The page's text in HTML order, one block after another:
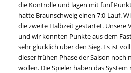
die Kontrolle und lagen mit fünf
hatte Braunschweig einen 7:0-Lauf.
die zweite Halbzeit gestartet. Unsere
und wir konnten Punkte aus dem
sehr glücklich über den Sieg. Es ist
dieser frühen Phase der Saison noch
wollen. Die Spieler haben das